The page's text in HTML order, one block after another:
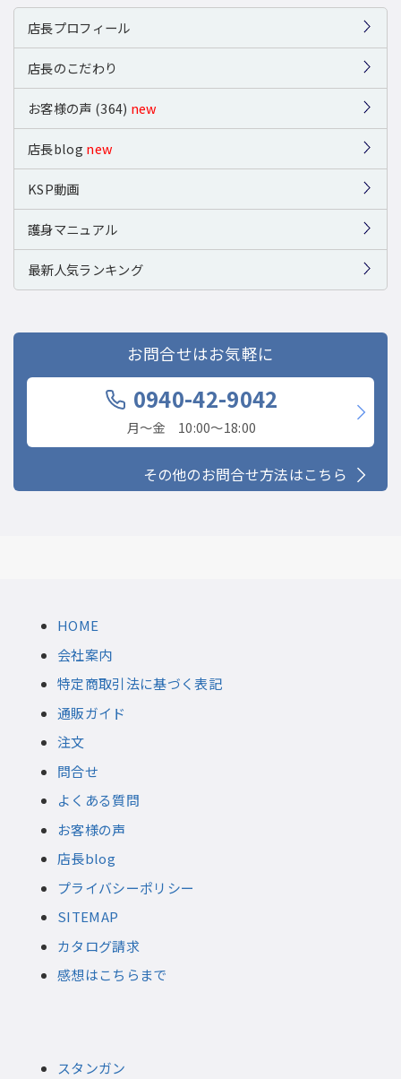
店長プロフィール
店長のこだわり
お客様の声 (364) new
店長blog new
KSP動画
護身マニュアル
最新人気ランキング
お問合せはお気軽に
0940-42-9042
月〜金 10:00〜18:00
その他のお問合せ方法はこちら
HOME
会社案内
特定商取引法に基づく表記
通販ガイド
注文
問合せ
よくある質問
お客様の声
店長blog
プライバシーポリシー
SITEMAP
カタログ請求
感想はこちらまで
スタンガン